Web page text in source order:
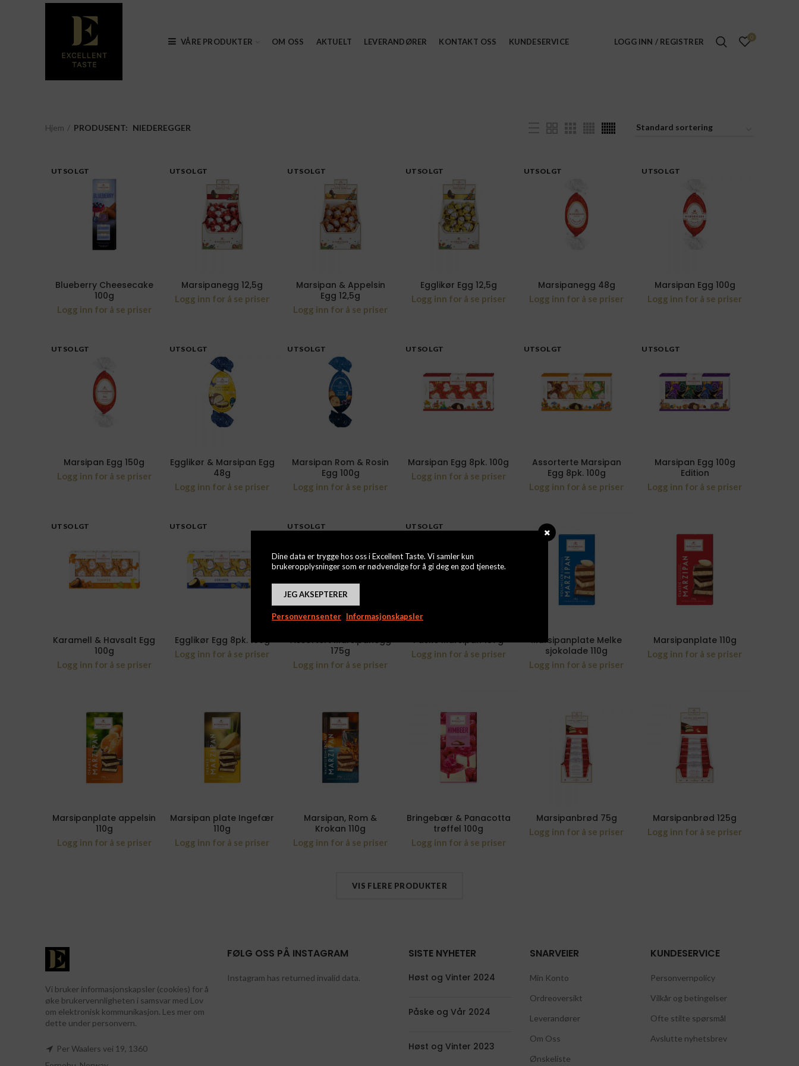
VÅRE PRODUKTER OM OSS AKTUELT LEVERANDØRER KONTAKT OSS KUNDESERVICE LOGG INN / REGISTRER 0
Hjem PRODUSENT: NIEDEREGGER
UTSOLGT
Blueberry Cheesecake
100g
Logg inn for å se priser
UTSOLGT
Marsipanegg 12,5g
Logg inn for å se priser
UTSOLGT
Marsipan & Appelsin
Egg 12,5g
Logg inn for å se priser
UTSOLGT
Egglikør Egg 12,5g
Logg inn for å se priser
UTSOLGT
Marsipanegg 48g
Logg inn for å se priser
UTSOLGT
Marsipan Egg 100g
Logg inn for å se priser
UTSOLGT
Marsipan Egg 150g
Logg inn for å se priser
UTSOLGT
Egglikør & Marsipan Egg
48g
Logg inn for å se priser
UTSOLGT
Marsipan Rom & Rosin
Egg 100g
Logg inn for å se priser
UTSOLGT
Marsipan Egg 8pk. 100g
Logg inn for å se priser
UTSOLGT
Assorterte Marsipan
Egg 8pk. 100g
Logg inn for å se priser
UTSOLGT
Marsipan Egg 100g
Edition
Logg inn for å se priser
UTSOLGT
Karamell & Havsalt Egg
100g
Logg inn for å se priser
UTSOLGT
Egglikør Egg 8pk. 100g
Logg inn for å se priser
UTSOLGT
Assortert Marsipanegg
175g
Logg inn for å se priser
UTSOLGT
Påske Marsipan 187g
Logg inn for å se priser
Marsipanplate Melke
sjokolade 110g
Logg inn for å se priser
Marsipanplate 110g
Logg inn for å se priser
Marsipanplate appelsin
110g
Logg inn for å se priser
Marsipan plate Ingefær
110g
Logg inn for å se priser
Marsipan, Rom &
Krokan 110g
Logg inn for å se priser
Bringebær & Panacotta
trøffel 100g
Logg inn for å se priser
Marsipanbrød 75g
Logg inn for å se priser
Marsipanbrød 125g
Logg inn for å se priser
VIS FLERE PRODUKTER
Vi bruker informasjonskapsler (cookies) for å
øke brukervennligheten i samsvar med Lov
om elektronisk kommunikasjon. Les mer om
dette under personvern.
Per Waalers vei 19, 1360
FØLG OSS PÅ INSTAGRAM
Instagram has returned invalid data.
SISTE NYHETER
Høst og Vinter 2024
Påske og Vår 2024
Høst og Vinter 2023
SNARVEIER
Min Konto
Ordreoversikt
Leverandører
Om Oss
Ønskeliste
KUNDESERVICE
Personvernpolicy
Vilkår og betingelser
Ofte stilte spørsmål
Avslutte nyhetsbrev
Dine data er trygge hos oss i Excellent Taste. Vi samler kun
brukeropplysninger som er nødvendige for å gi deg en god tjeneste.
JEG AKSEPTERER
Personvernsenter Informasjonskapsler